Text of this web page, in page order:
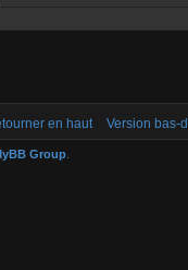
en haut Version bas-
Group